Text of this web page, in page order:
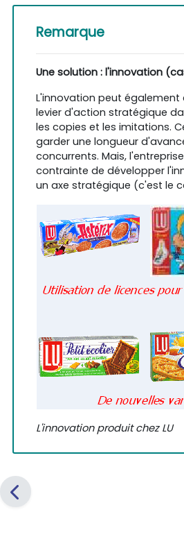
Remarque
Une solution : l'innovation
L'innovation peut également
levier d'action stratégique
les copies et les imitations.
garder une longueur
concurrents. Mais,
contrainte de développer
un axe stratégique (c'est le
L'innovation produit chez LU